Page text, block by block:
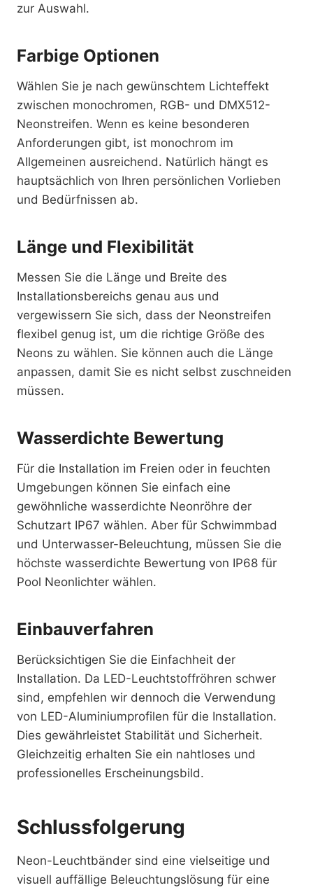
zur Auswahl.
Farbige Optionen
Wählen Sie je nach gewünschtem Lichteffekt
zwischen monochromen, RGB- und DMX512-
Neonstreifen. Wenn es keine besonderen
Anforderungen gibt, ist monochrom im
Allgemeinen ausreichend. Natürlich hängt es
hauptsächlich von Ihren persönlichen Vorlieben
und Bedürfnissen ab.
Länge und Flexibilität
Messen Sie die Länge und Breite des
Installationsbereichs genau aus und
vergewissern Sie sich, dass der Neonstreifen
flexibel genug ist, um die richtige Größe des
Neons zu wählen. Sie können auch die Länge
anpassen, damit Sie es nicht selbst zuschneiden
müssen.
Wasserdichte Bewertung
Für die Installation im Freien oder in feuchten
Umgebungen können Sie einfach eine
gewöhnliche wasserdichte Neonröhre der
Schutzart IP67 wählen. Aber für Schwimmbad
und Unterwasser-Beleuchtung, müssen Sie die
höchste wasserdichte Bewertung von IP68 für
Pool Neonlichter wählen.
Einbauverfahren
Berücksichtigen Sie die Einfachheit der
Installation. Da LED-Leuchtstoffröhren schwer
sind, empfehlen wir dennoch die Verwendung
von LED-Aluminiumprofilen für die Installation.
Dies gewährleistet Stabilität und Sicherheit.
Gleichzeitig erhalten Sie ein nahtloses und
professionelles Erscheinungsbild.
Schlussfolgerung
Neon-Leuchtbänder sind eine vielseitige und
visuell auffällige Beleuchtungslösung für eine